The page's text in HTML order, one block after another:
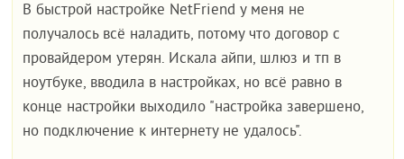
В быстрой настройке NetFriend у меня не
получалось всё наладить, потому что договор с
провайдером утерян. Искала айпи, шлюз и тп в
ноутбуке, вводила в настройках, но всё равно в
конце настройки выходило "настройка завершено,
но подключение к интернету не удалось".